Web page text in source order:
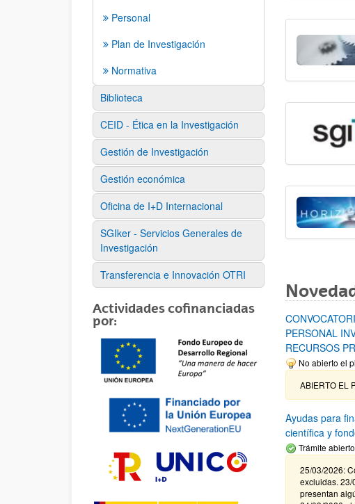
Personal
Plan de Investigación
Normativa
Biblioteca
CEID - Ética en la Investigación
Gestión de Investigación
Gestión económica
Oficina de I+D Internacional
SGIker - Servicios Generales de
Investigación
Transferencia e Innovación OTRI
Actividades cofinanciadas
por:
PERSONAL
RECURSOS
No abierto el
ABIERTO EL
Ayudas para
científica y
Trámite abierto
25/03/2026:
excluidas.
presentan